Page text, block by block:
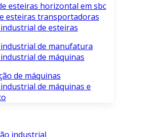
esteiras horizontal em sbc
esteiras transportadoras
de esteiras
de manufatura
de máquinas
de máquinas
de máquinas e
industrial